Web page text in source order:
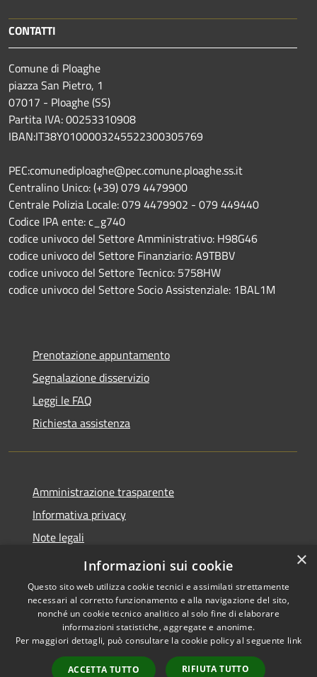
CONTATTI
Comune di Ploaghe
piazza San Pietro, 1
07017 - Ploaghe (SS)
Partita IVA: 00253310908
IBAN:IT38Y0100003245522300305769
PEC:comunediploaghe@pec.comune.ploaghe.ss.it
Centralino Unico: (+39) 079 4479900
Centrale Polizia Locale: 079 4479902 - 079 449440
Codice IPA ente: c_g740
codice univoco del Settore Amministrativo: H98G46
codice univoco del Settore Finanziario: A9TBBV
codice univoco del Settore Tecnico: 5758HW
codice univoco del Settore Socio Assistenziale: 1BAL1M
Prenotazione appuntamento
Segnalazione disservizio
Leggi le FAQ
Richiesta assistenza
Amministrazione trasparente
Informativa privacy
Note legali
Dichiarazione di accessibilità
Accessibilità
Copyright © 2026 • Comune di
Ploaghe • Powered by
Municipium•
Accesso
×
Informazioni sui cookie
Questo sito web utilizza cookie tecnici e assimilati strettamente
necessari al corretto funzionamento e alla navigazione del sito,
nonché un cookie tecnico analitico al solo fine di elaborare
informazioni statistiche, aggregate e anonime.
Per maggiori dettagli, può consultare la cookie policy al seguente link
ACCETTA TUTTO RIFIUTA TUTTO